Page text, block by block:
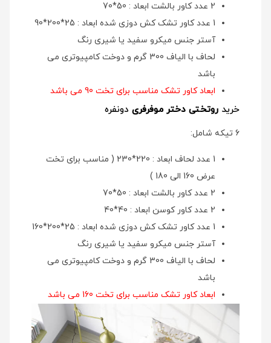
2 عدد کاور بالشت ابعاد : 50*70
1 عدد کاور تشک کش دوزی شده ابعاد : 25*200*90
آستر جنس میکرو سفید یا شیری رنگ
لحاف با الیاف 300 گرم و دوخت کامپیوتری می
باشد
ابعاد کاور تشک مناسب برای تخت 90 می باشد
خرید روتختی دختر موفرفری دونفره
6 تیکه شامل:
1 عدد لحاف ابعاد : 220*230 ( مناسب برای تخت
عرض 160 الی 180 )
2 عدد کاور بالشت ابعاد : 50*70
2 عدد کاور کوسن ابعاد : 40*40
1 عدد کاور تشک کش دوزی شده ابعاد : 25*200*160
آستر جنس میکرو سفید یا شیری رنگ
لحاف با الیاف 300 گرم و دوخت کامپیوتری می
باشد
ابعاد کاور تشک مناسب برای تخت 160 می باشد